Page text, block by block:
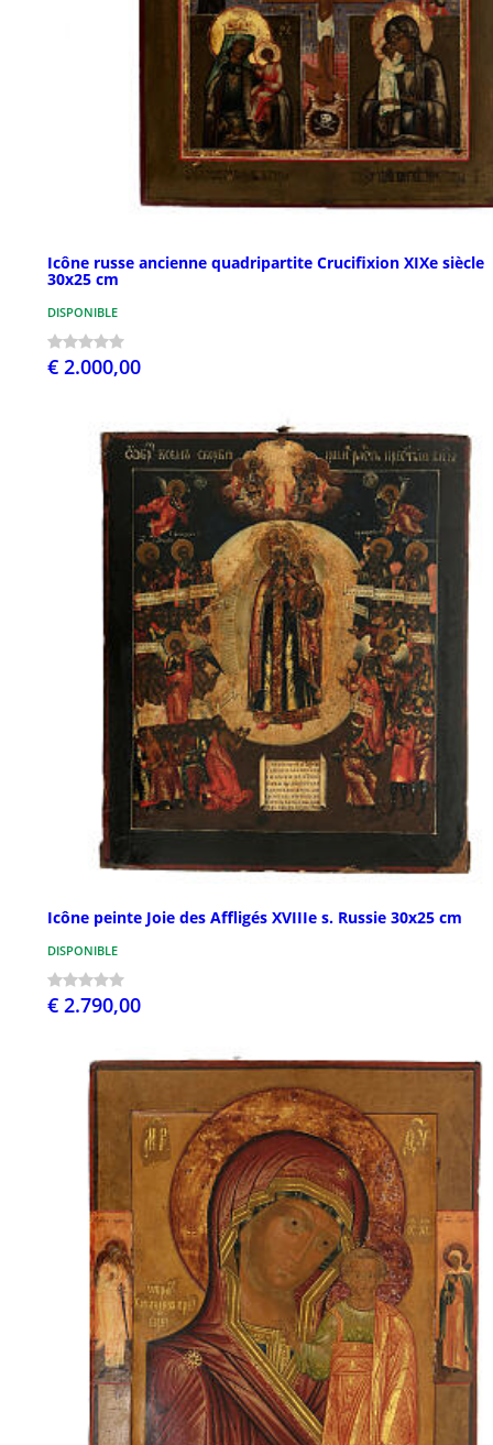
Icône russe ancienne quadripartite Crucifixion XIXe siècle
30x25 cm
DISPONIBLE
€ 2.000,00
Icône peinte Joie des Affligés XVIIIe s. Russie 30x25 cm
DISPONIBLE
€ 2.790,00